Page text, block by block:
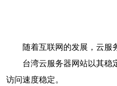
随着互联网的发展，云服
台湾云服务器网站以其稳
访问速度稳定。